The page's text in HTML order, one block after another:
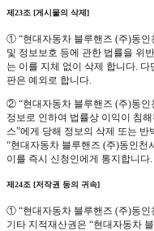
제23조 [게시물의 삭제]
① “현대자동차 블루핸즈 (주)동인
및 정보보호 등에 관한 법률을 위
는 이를 지체 없이 삭제 합니다. 다
판은 예외로 합니다.
② “현대자동차 블루핸즈 (주)동인
정보로 인하여 법률상 이익이 침
스”에게 당해 정보의 삭제 또는
“현대자동차 블루핸즈 (주)동인천
이를 즉시 신청인에게 통지합니다.
제24조 [저작권 등의 귀속]
① “현대자동차 블루핸즈 (주)동인
기타 지적재산권은 “현대자동차